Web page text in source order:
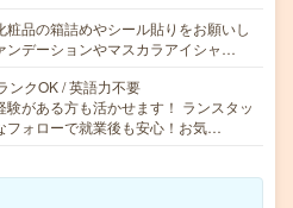
粧品の箱詰めやシール貼りをお願いし
ンデーションやマスカラアイシャ…
ンクOK / 英語力不要
験がある方も活かせます！ ランスタッ
フォローで就業後も安心！お気…